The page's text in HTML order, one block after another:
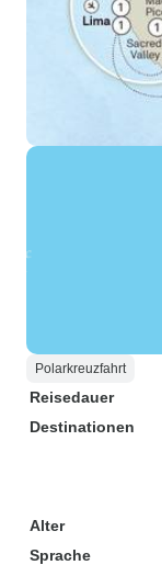
Polarkreuzfahrt
Reisedauer
Destinationen
Alter
Sprache